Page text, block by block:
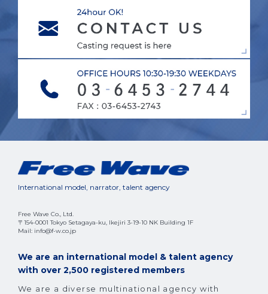
International model, narrator, talent agency
Free Wave Co., Ltd.
〒154-0001 Tokyo Setagaya-ku, Ikejiri 3-19-10 NK Building 1F
Mail: info@f-w.co.jp
We are an international model & talent agency
with over 2,500 registered members
We are a diverse multinational agency with